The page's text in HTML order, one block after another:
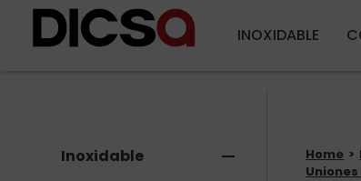
INOXIDABLE
Inoxidable remove Home
Uniones